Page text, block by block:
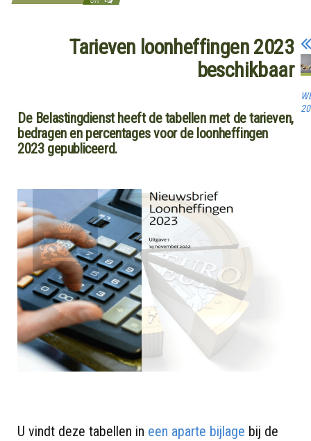
Tarieven loonheffingen 2023
beschikbaar
De Belastingdienst heeft de tabellen met de tarieven,
bedragen en percentages voor de loonheffingen
2023 gepubliceerd.
U vindt deze tabellen in een aparte bijlage bij de